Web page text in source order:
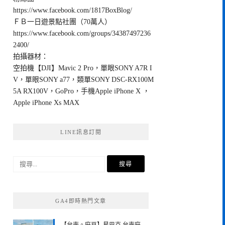
https://www.facebook.com/1817BoxBlog/
ＦＢ一日遊景點社團（70萬人）
https://www.facebook.com/groups/34387497236
2400/
拍攝器材：
空拍機【DJI】Mavic 2 Pro，單眼SONY A7R I
V，單眼SONY a77，類單SONY DSC-RX100M
5A RX100V，GoPro，手機Apple iPhone X ，
Apple iPhone Xs MAX
LINE訊息訂閱
搜
GA4即時熱門文章